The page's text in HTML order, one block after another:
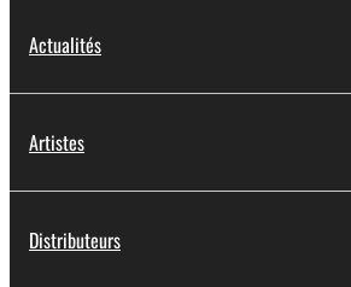
Actualités
Artistes
Distributeurs